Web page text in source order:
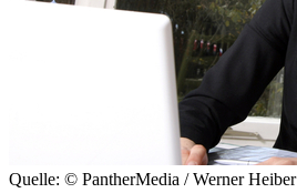
Quelle: © PantherMedia / Werner Heiber